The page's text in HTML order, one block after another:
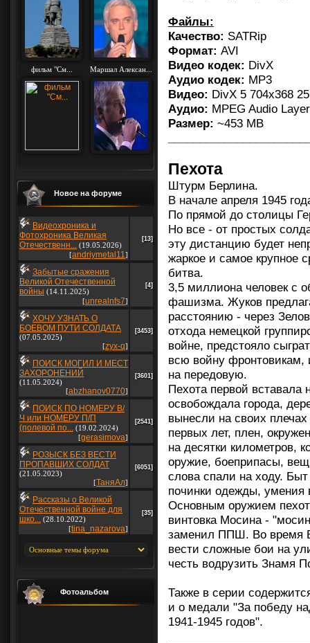
фильм "См... Маршал Алексан...
Новое на форуме
Видеохроника и
Фотохроника Великая
Отечественн... (19.05.2026)
[andriymetal11]
[13]
Забытые сражения
Великой Отечественной
войны (14.11.2025)
[unrealnfs7]
[4]
ХОЧУ УЗНАТЬ О
БОЕВОМ ПУТИ СОЛДАТА
(07.05.2025)
[zyx-q]
[3453]
ПОИСК МОГИЛ И МЕСТ
ЗАХОРОНЕНИЙ
(11.05.2024)
[abzhanov0770]
[3601]
ПОИСК ПО НОМЕРУ В/
Ч или НОМЕРУ П/П
(полевой по... (19.02.2024)
[gerasimova]
[2541]
РОЗЫСК БЕЗ ВЕСТИ
ПРОПАВШИХ СОЛДАТ
(21.05.2023)
[ТаняАл]
[6051]
Рассказы о Великой
Отечественной войне для
шко... (28.10.2022)
[tina_nazarova]
[35]
Фотоальбом
Файлы:
Качество: SATRip
Формат: AVI
Видео кодек: DivX
Аудио кодек: MP3
Видео: DivX 5 704x368
Аудио: MPEG Audio
Размер: ~453 MB
Пехота
Штурм Берлина.
В начале апреля 1945
По прямой до столицы
Но все - от простых
эту дистанцию будет
жаркое и самое крупное
битва.
3,5 миллиона человек с
фашизма. Жуков
расстоянию - через
отхода немецкой
войне, предстояло
всю войну
на передовую.
Пехота первой вставала
освобождала города,
вынесли на своих
первых лет, плен,
на десятки километров,
оружие, боеприпасы,
слова спали на ходу.
починки одежды, умения
Основным оружием
винтовка Мосина -
заменил ППШ. Во время
вести сложные бои на
честь водрузить Знамя
Также в серии
и о медали "За победу
1941-1945 годов".